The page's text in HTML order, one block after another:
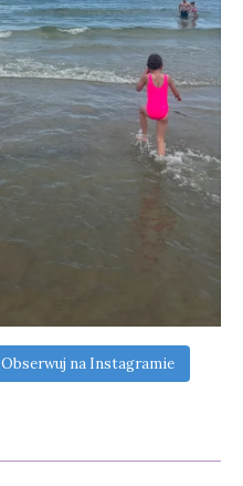
Obserwuj na Instagramie